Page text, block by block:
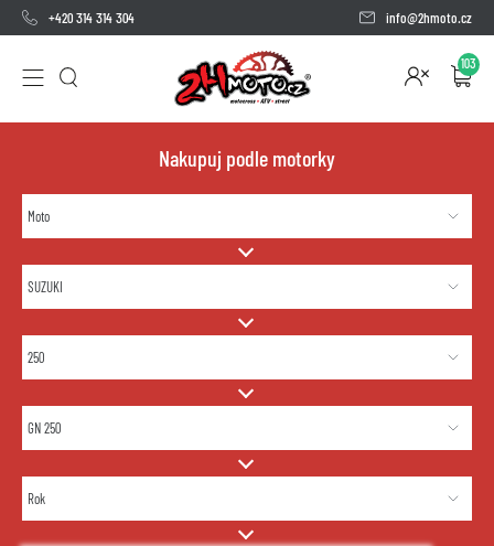
+420 314 314 304 info@2hmoto.cz
103
Nakupuj podle motorky